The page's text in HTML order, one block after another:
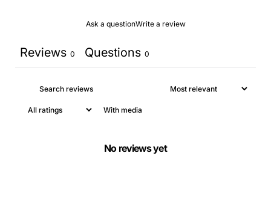
Ask a questionWrite a review
Reviews 0 Questions 0
With media
No reviews yet